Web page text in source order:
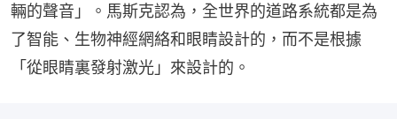
輛的聲音」。馬斯克認為，全世界的道路系統都是為
了智能、生物神經網絡和眼睛設計的，而不是根據
「從眼睛裏發射激光」來設計的。